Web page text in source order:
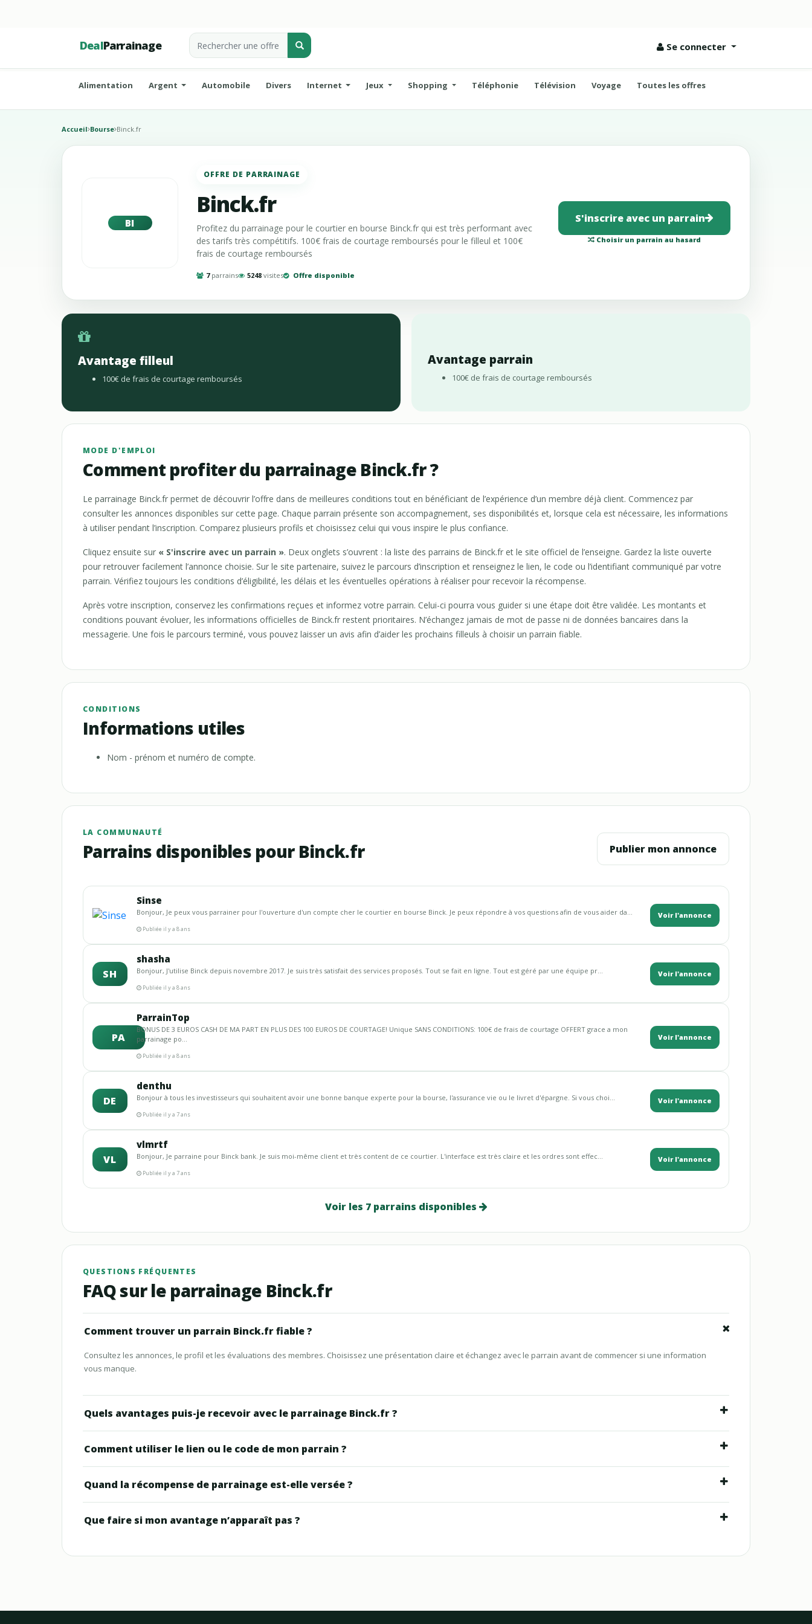
DealParrainage Se connecter
Alimentation Argent Automobile Divers Internet Jeux Shopping Téléphonie Télévision Voyage Toutes les offres
Accueil Bourse Binck.fr
BI
OFFRE DE PARRAINAGE
Binck.fr
Profitez du parrainage pour le courtier en bourse Binck.fr qui est très performant avec
des tarifs très compétitifs. 100€ frais de courtage remboursés pour le filleul et 100€
frais de courtage remboursés
7parrains 5248 visites Offre disponible
S'inscrire avec un parrain
Choisir un parrain au hasard
Avantage filleul
100€ de frais de courtage remboursés
Avantage parrain
100€ de frais de courtage remboursés
MODE D'EMPLOI
Comment profiter du parrainage Binck.fr ?
Le parrainage Binck.fr permet de découvrir l’offre dans de meilleures conditions tout en bénéficiant de l’expérience d’un membre déjà client. Commencez par
consulter les annonces disponibles sur cette page. Chaque parrain présente son accompagnement, ses disponibilités et, lorsque cela est nécessaire, les informations
à utiliser pendant l’inscription. Comparez plusieurs profils et choisissez celui qui vous inspire le plus confiance.
Cliquez ensuite sur « S'inscrire avec un parrain ». Deux onglets s’ouvrent : la liste des parrains de Binck.fr et le site officiel de l’enseigne. Gardez la liste ouverte
pour retrouver facilement l’annonce choisie. Sur le site partenaire, suivez le parcours d’inscription et renseignez le lien, le code ou l’identifiant communiqué par votre
parrain. Vérifiez toujours les conditions d’éligibilité, les délais et les éventuelles opérations à réaliser pour recevoir la récompense.
Après votre inscription, conservez les confirmations reçues et informez votre parrain. Celui-ci pourra vous guider si une étape doit être validée. Les montants et
conditions pouvant évoluer, les informations officielles de Binck.fr restent prioritaires. N’échangez jamais de mot de passe ni de données bancaires dans la
messagerie. Une fois le parcours terminé, vous pouvez laisser un avis afin d’aider les prochains filleuls à choisir un parrain fiable.
CONDITIONS
Informations utiles
Nom - prénom et numéro de compte.
LA COMMUNAUTÉ
Parrains disponibles pour Binck.fr Publier mon annonce
Sinse
Bonjour, Je peux vous parrainer pour l'ouverture d'un compte cher le courtier en bourse Binck. Je peux répondre à vos questions afin de vous aider da...
Publiée il y a 8 ans
Voir l'annonce
SH
shasha
Bonjour, J'utilise Binck depuis novembre 2017. Je suis très satisfait des services proposés. Tout se fait en ligne. Tout est géré par une équipe pr...
Publiée il y a 8 ans
Voir l'annonce
PA
ParrainTop
BONUS DE 3 EUROS CASH DE MA PART EN PLUS DES 100 EUROS DE COURTAGE! Unique SANS CONDITIONS: 100€ de frais de courtage OFFERT grace a mon
parrainage po...
Publiée il y a 8 ans
Voir l'annonce
DE
denthu
Bonjour à tous les investisseurs qui souhaitent avoir une bonne banque experte pour la bourse, l'assurance vie ou le livret d'épargne. Si vous choi...
Publiée il y a 7 ans
Voir l'annonce
VL
vlmrtf
Bonjour, Je parraine pour Binck bank. Je suis moi-même client et très content de ce courtier. L'interface est très claire et les ordres sont effec...
Publiée il y a 7 ans
Voir l'annonce
Voir les 7 parrains disponibles
QUESTIONS FRÉQUENTES
FAQ sur le parrainage Binck.fr
Comment trouver un parrain Binck.fr fiable ?
Consultez les annonces, le profil et les évaluations des membres. Choisissez une présentation claire et échangez avec le parrain avant de commencer si une information
vous manque.
Quels avantages puis-je recevoir avec le parrainage Binck.fr ?
Comment utiliser le lien ou le code de mon parrain ?
Quand la récompense de parrainage est-elle versée ?
Que faire si mon avantage n’apparaît pas ?